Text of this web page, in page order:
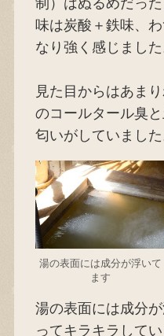
制）はぬるめだった
味は炭酸＋鉄味、
なり強く感じました
見た目からはあま
のコールタール臭
匂いがしていました
湯の表面には成分が浮いて
ます
湯の表面には成分
ってキラキラしてい